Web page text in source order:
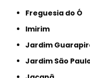
Freguesia do Ó
Imirim
Jardim
Jardim São